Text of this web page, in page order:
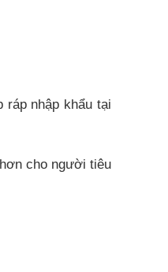
ráp nhập khẩu tại
cho người tiêu